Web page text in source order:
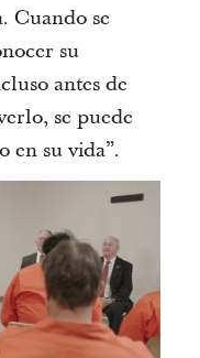
Cuando se
su
antes de
se puede
en su vida”.